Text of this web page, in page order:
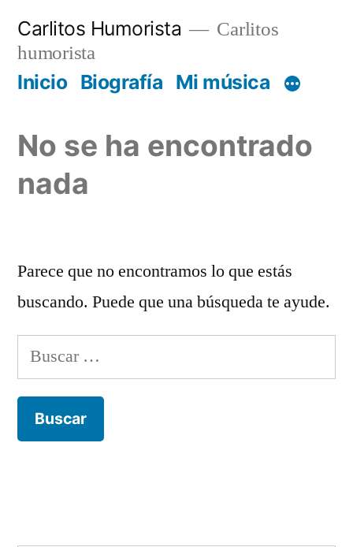
contenido
Carlitos Humorista
Carlitos
humorista
Inicio Biografía Mi música
No se ha encontrado
nada
Parece que no encontramos lo que estás
buscando. Puede que una búsqueda te ayude.
Buscar: